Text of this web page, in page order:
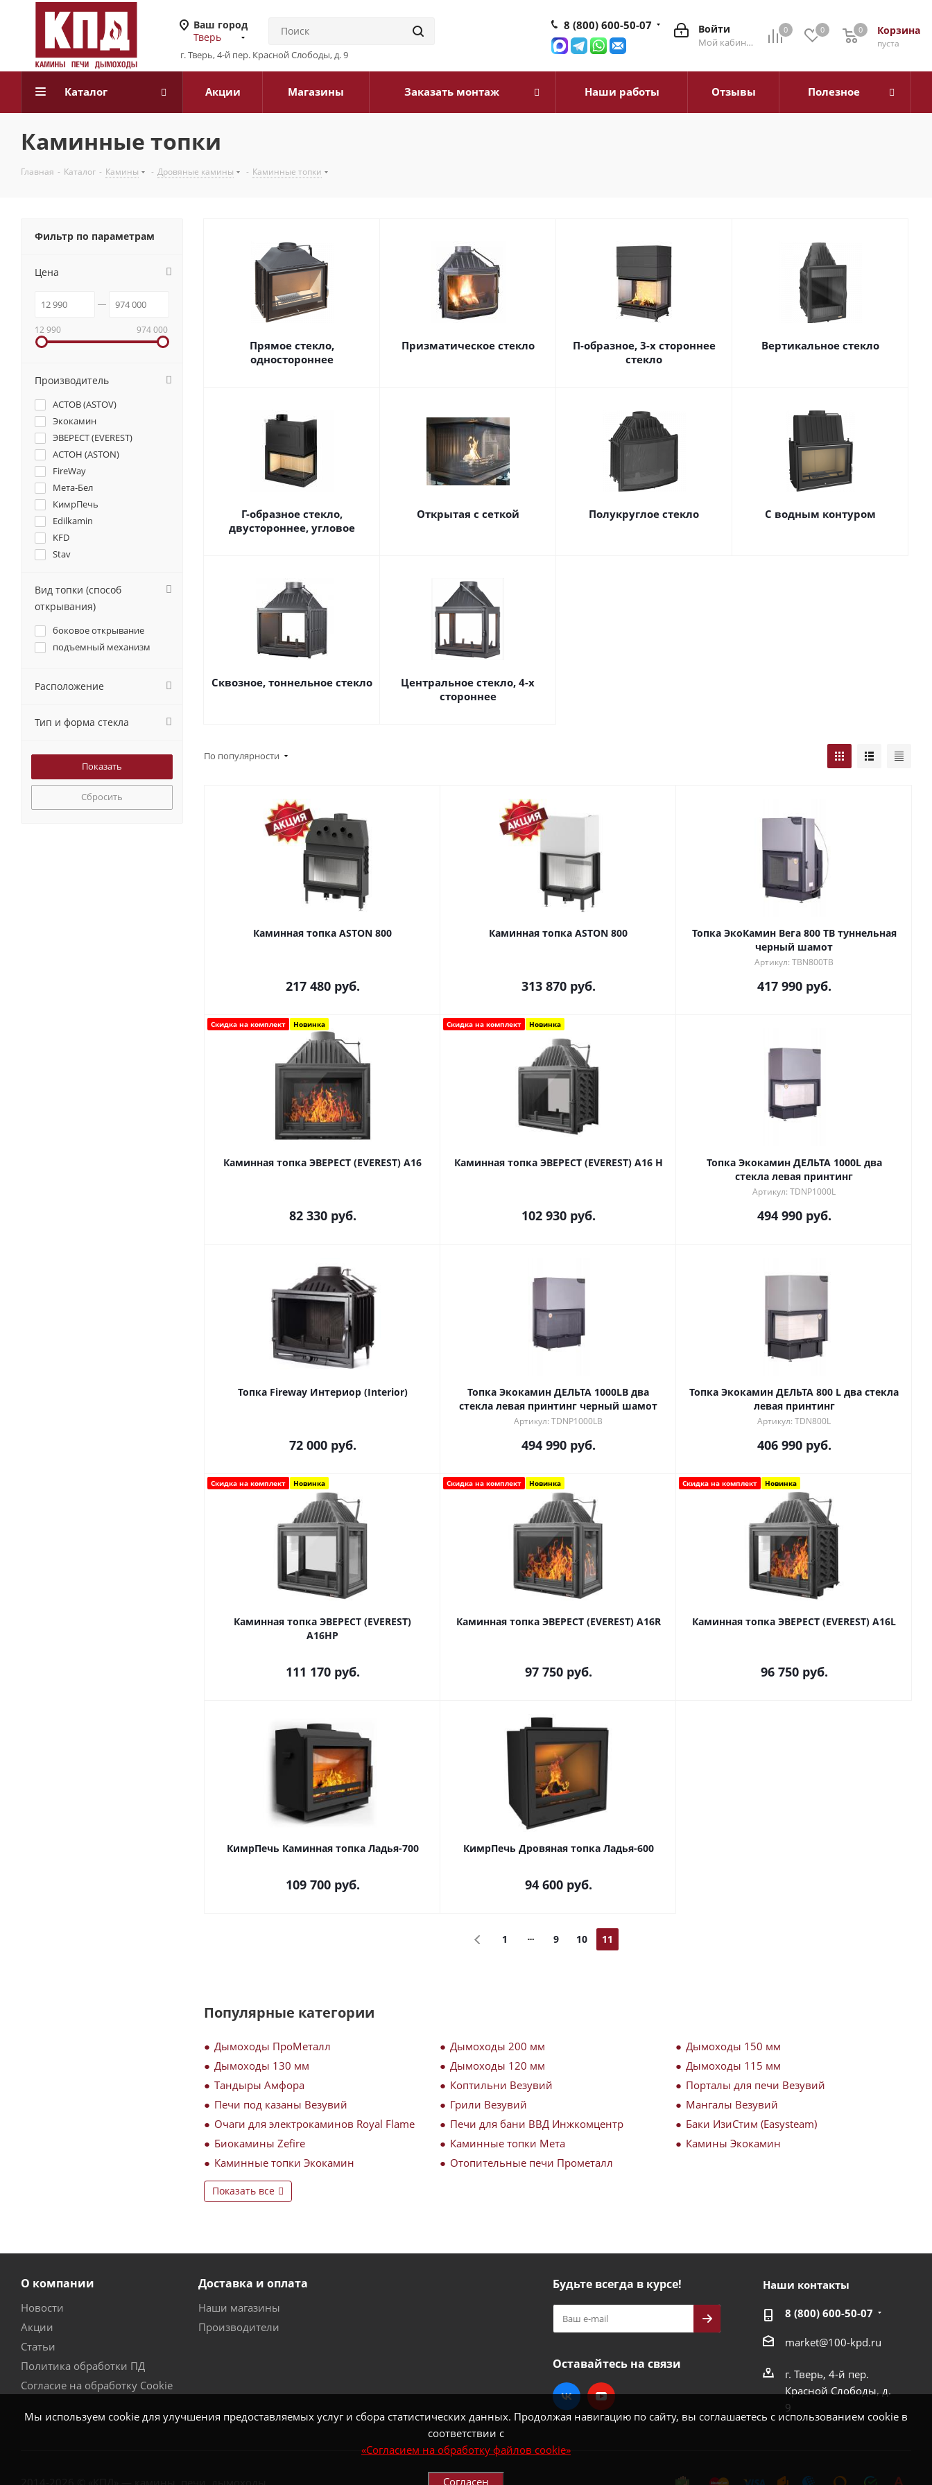
Мы используем cookie для улучшения предоставляемых услуг и сбора статистических данных. Продолжая навигацию по сайту, вы соглашаетесь с использованием cookie в
соответствии с
«Согласием на обработку файлов cookie»
Согласен
Ваш город
Тверь
г. Тверь, 4-й пер. Красной Слободы, д. 9
0 0 Корзина
0
пуста
0
Войти
Мой кабинет
8 (800) 600-50-07
Каталог Акции Магазины Заказать монтаж Наши работы Отзывы Полезное
Каминные топки
Главная - Каталог - Камины - Дровяные камины - Каминные топки
Прямое стекло,
одностороннее
Призматическое стекло
П-образное, 3-х стороннее
стекло
Вертикальное стекло
Г-образное стекло,
двустороннее, угловое
Открытая с сеткой Полукруглое стекло С водным контуром
Сквозное, тоннельное стекло
Центральное стекло, 4-х
стороннее
По популярности
Каминная топка ASTON 800
217 480руб.
Каминная топка ASTON 800
313 870руб.
Топка ЭкоКамин Вега 800 TB туннельная
черный шамот
Артикул: TBN800TB
417 990руб.
Скидка на комплект Новинка
Каминная топка ЭВЕРЕСТ (EVEREST) A16
82 330руб.
Скидка на комплект Новинка
Каминная топка ЭВЕРЕСТ (EVEREST) A16 Н
102 930руб.
Топка Экокамин ДЕЛЬТА 1000L два
стекла левая принтинг
Артикул: TDNP1000L
494 990руб.
Топка Fireway Интериор (Interior)
72 000руб.
Топка Экокамин ДЕЛЬТА 1000LB два
стекла левая принтинг черный шамот
Артикул: TDNP1000LB
494 990руб.
Топка Экокамин ДЕЛЬТА 800 L два стекла
левая принтинг
Артикул: TDN800L
406 990руб.
Скидка на комплект Новинка
Каминная топка ЭВЕРЕСТ (EVEREST)
A16HP
111 170руб.
Скидка на комплект Новинка
Каминная топка ЭВЕРЕСТ (EVEREST) A16R
97 750руб.
Скидка на комплект Новинка
Каминная топка ЭВЕРЕСТ (EVEREST) A16L
96 750руб.
КимрПечь Каминная топка Ладья-700
109 700руб.
КимрПечь Дровяная топка Ладья-600
94 600руб.
1 9 10 11
Популярные категории
Дымоходы ПроМеталл Дымоходы 200 мм
Дымоходы 150 мм
Дымоходы 130 мм
Дымоходы 120 мм
Дымоходы 115 мм
Тандыры Амфора
Коптильни Везувий
Порталы для печи Везувий
Печи под казаны Везувий
Грили Везувий
Мангалы Везувий
Очаги для электрокаминов Royal Flame
Печи для бани ВВД Инжкомцентр
Баки ИзиСтим (Easysteam)
Биокамины Zefire
Каминные топки Мета
Камины Экокамин
Каминные топки Экокамин
Отопительные печи Прометалл
Показать все
Фильтр по параметрам
Цена
12 990 974 000
Производитель
АСТОВ (ASTOV)
Экокамин
ЭВЕРЕСТ (EVEREST)
АСТОН (ASTON)
FireWay
Мета-Бел
КимрПечь
Edilkamin
KFD
Stav
Вид топки (способ
открывания)
боковое открывание
подъемный механизм
Расположение
Тип и форма стекла
Сбросить
О компании
Новости
Акции
Статьи
Политика обработки ПД
Согласие на обработку Cookie
Доставка и оплата
Наши магазины
Производители
Будьте всегда в курсе!
Оставайтесь на связи
Наши контакты
8 (800) 600-50-07
market@100-kpd.ru
г. Тверь, 4-й пер.
Красной Слободы, д.
9